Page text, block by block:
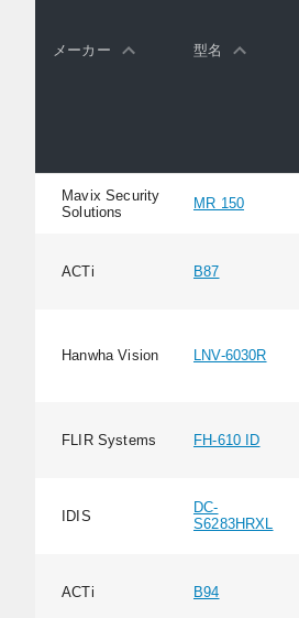
メーカー 型名
Mavix Security
Solutions
MR 150
ACTi B87
Hanwha Vision LNV-6030R
FLIR Systems FH-610 ID
IDIS
DC-
S6283HRXL
ACTi B94